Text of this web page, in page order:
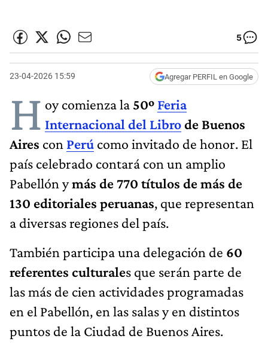
5
23-04-2026 15:59 Agregar PERFIL en Google
H oy comienza la 50º Feria
Internacional del Librode Buenos
Aires con Perú como invitado de honor. El
país celebrado contará con un amplio
Pabellón ymás de 770 títulos de más de
130 editoriales peruanas, que representan
a diversas regiones del país.
También participa una delegación de 60
referentes culturales que serán parte de
las más de cien actividades programadas
en el Pabellón, en las salas y en distintos
puntos de la Ciudad de Buenos Aires.